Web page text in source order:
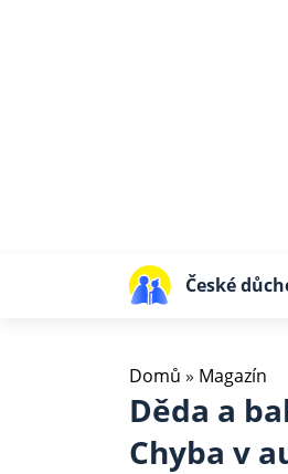
České
Domů » Magazín
Děda a
Chyba v